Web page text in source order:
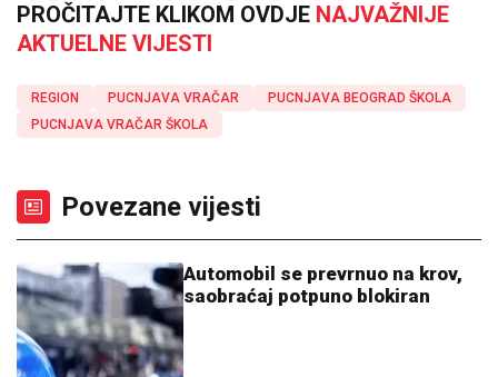
PROČITAJTE KLIKOM OVDJE NAJVAŽNIJE
AKTUELNE VIJESTI
REGION PUCNJAVA VRAČAR
PUCNJAVA BEOGRAD ŠKOLA
PUCNJAVA VRAČAR ŠKOLA
Povezane vijesti
Automobil se prevrnuo na krov,
saobraćaj potpuno blokiran